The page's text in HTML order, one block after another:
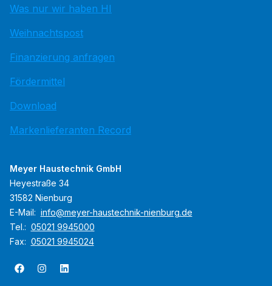
Was nur wir haben HI
Weihnachtspost
Finanzierung anfragen
Fördermittel
Download
Markenlieferanten Record
Meyer Haustechnik GmbH
Heyestraße 34
31582 Nienburg
E-Mail: info@meyer-haustechnik-nienburg.de
Tel.: 05021 9945000
Fax: 05021 9945024